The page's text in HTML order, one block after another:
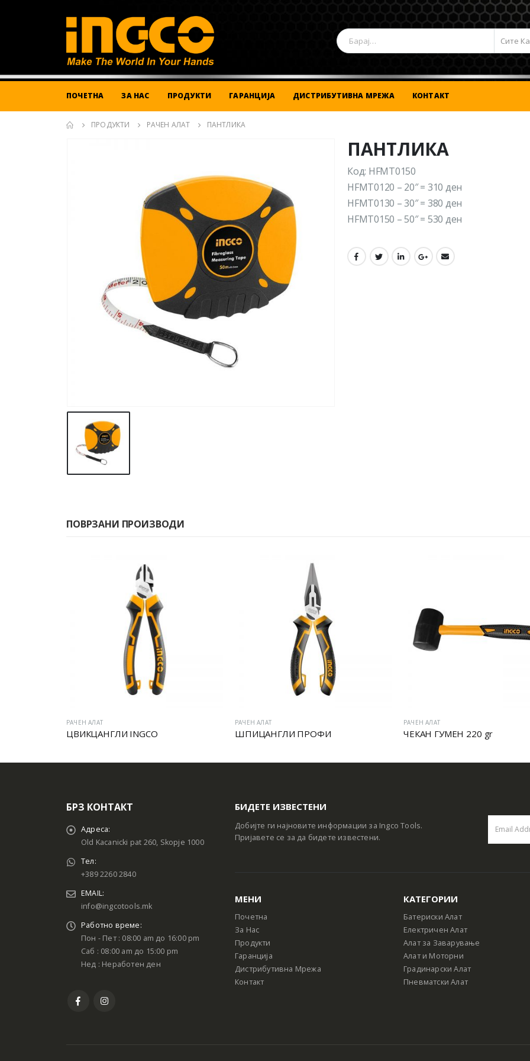
Сите
ПОЧЕТНА ЗА НАС ПРОДУКТИ ГАРАНЦИЈА ДИСТРИБУТИВНА МРЕЖА КОНТАКТ
ПРОДУКТИ РАЧЕН АЛАТ ПАНТЛИКА
ПАНТЛИКА
Код: HFMT0150
HFMT0120 – 20″ = 310 ден
HFMT0130 – 30″ = 380 ден
HFMT0150 – 50″ = 530 ден
ПОВРЗАНИ ПРОИЗВОДИ
РАЧЕН АЛАТ
ЦВИКЦАНГЛИ INGCO
РАЧЕН АЛАТ
ШПИЦАНГЛИ ПРОФИ
РАЧЕН АЛАТ
ЧЕКАН ГУМЕН 220 gr
БРЗ КОНТАКТ
Адреса:
Old Kacanicki pat 260, Skopje 1000
Тел:
+389 2260 2840
EMAIL:
info@ingcotools.mk
Работно време:
Пон - Пет : 08:00 am до 16:00 pm
Саб : 08:00 am до 15:00 pm
Нед : Неработен ден
БИДЕТЕ ИЗВЕСТЕНИ
Добијте ги најновите информации за Ingco Tools.
Пријавете се за да бидете известени.
МЕНИ
Почетна
За Нас
Продукти
Гаранција
Дистрибутивна Мрежа
Контакт
КАТЕГОРИИ
Батериски Алат
Електричен Алат
Алат за Заварување
Алат и Моторни
Градинарски Алат
Пневматски Алат